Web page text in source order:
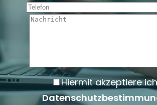
Telefon
Nachricht
Hiermit akzeptiere